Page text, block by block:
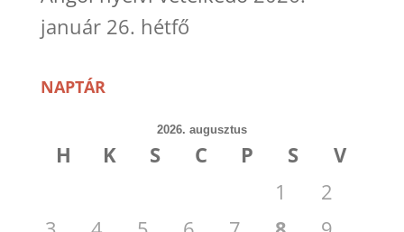
január 26. hétfő
NAPTÁR
2026. augusztus
H K S C P S
V
1
2